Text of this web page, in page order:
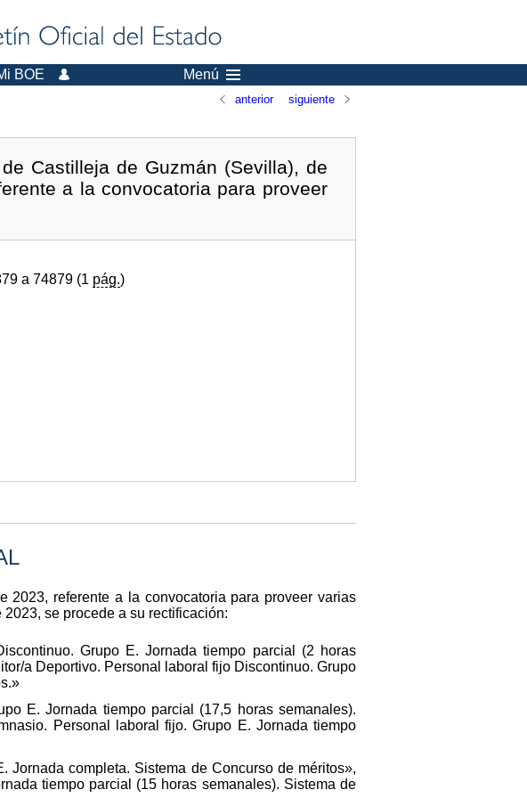
BOE Menú
anterior siguiente
Castilleja de Guzmán (Sevilla), de
a la convocatoria para proveer
a 74879 (1 pág.)
referente a la convocatoria para proveer varias
se procede a su rectificación:
Grupo E. Jornada tiempo parcial (2 horas
a Deportivo. Personal laboral fijo Discontinuo. Grupo
E. Jornada tiempo parcial (17,5 horas semanales).
Personal laboral fijo. Grupo E. Jornada tiempo
completa. Sistema de Concurso de méritos»,
tiempo parcial (15 horas semanales). Sistema de